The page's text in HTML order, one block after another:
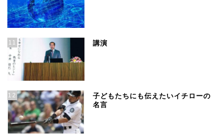
11 講演
12
子どもたちにも伝えたいイチローの
名言